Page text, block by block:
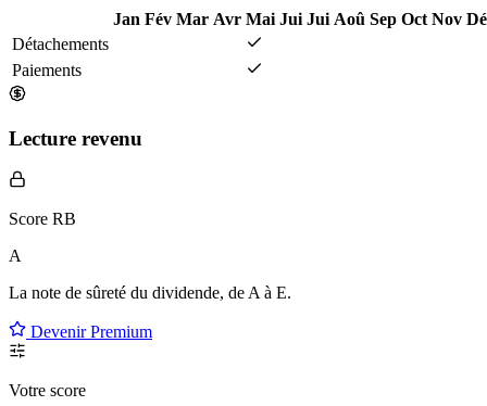
Jan Fév Mar Avr Mai Jui Jui Aoû Sep Oct Nov
Détachements
Paiements
Lecture revenu
Score RB
A
La note de sûreté du dividende, de A à E.
Devenir Premium
Votre score